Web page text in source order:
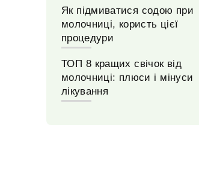
Як підмиватися содою при
молочниці, користь цієї
процедури
ТОП 8 кращих свічок від
молочниці: плюси і мінуси
лікування